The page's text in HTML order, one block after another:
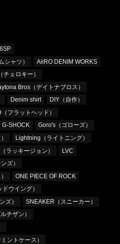
シャツ）
AiiRO DENIM WORKS
ェロキー）
Bros（デイトナブロス）
Denim shirt
DIY（自作）
フラットヘッド）
G-SHOCK
Goro's（ゴローズ）
Lightning（ライトニング）
ラッキージョン）
LVC
ズ）
ONE PIECE OF ROCK
ウイング）
ズ）
SNEAKER（スニーカー）
チザン）
ントケース）